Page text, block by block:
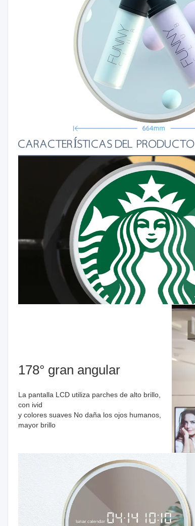
CARACTERÍSTICAS DEL PRODUCTO
178° gran angular
La pantalla LCD utiliza parches de alto brillo,
con ivid
y colores suaves No daña los ojos humanos,
mayor brillo